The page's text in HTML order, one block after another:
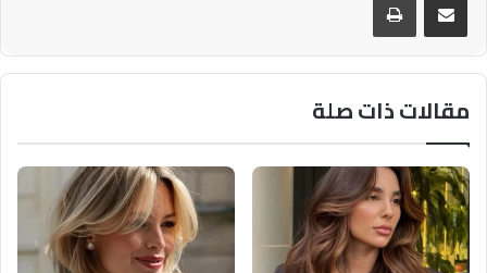
مقالات ذات صلة